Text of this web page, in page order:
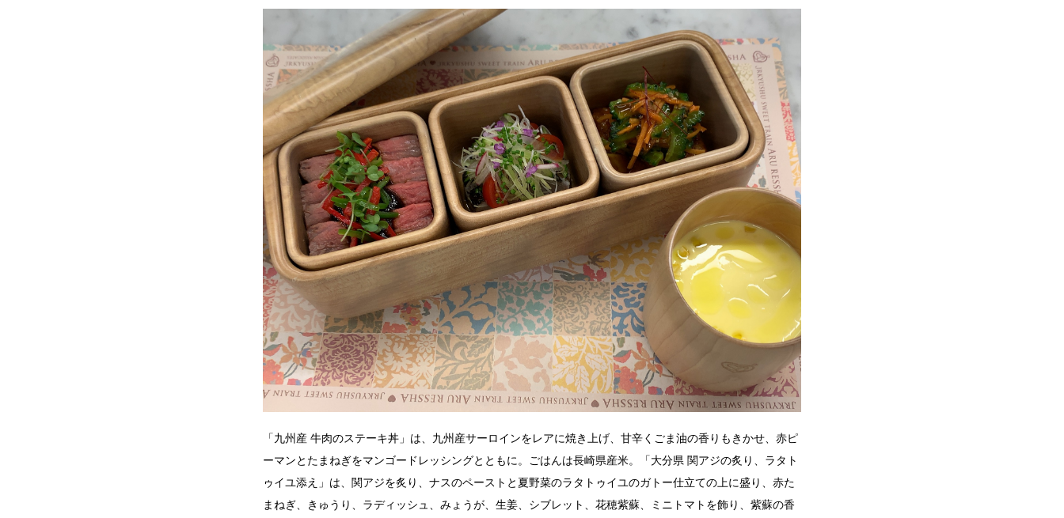
「九州産 牛肉のステーキ丼」は、九州産サーロインをレアに焼き上げ、甘辛くごま油の香りもきかせ、赤ピ
ーマンとたまねぎをマンゴードレッシングとともに。ごはんは長崎県産米。「大分県 関アジの炙り、ラタト
ゥイユ添え」は、関アジを炙り、ナスのペーストと夏野菜のラタトゥイユのガトー仕立ての上に盛り、赤た
まねぎ、きゅうり、ラディッシュ、みょうが、生姜、シブレット、花穂紫蘇、ミニトマトを飾り、紫蘇の香